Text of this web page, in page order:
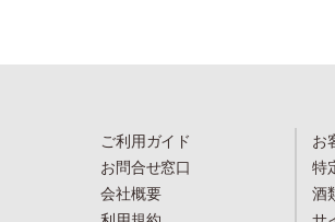
ご利用ガイド
お問合せ窓口
会社概要
お
特
酒